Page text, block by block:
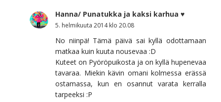
Hanna/ Punatukka ja kaksi karhua ♥
5. helmikuuta 2014 klo 20.08
No niinpä! Tämä päivä sai kyllä odottamaan
matkaa kuin kuuta nousevaa :D
Kuteet on Pyöröpuikosta ja on kyllä hupenevaa
tavaraa. Miekin kävin omani kolmessa erässä
ostamassa, kun en osannut varata kerralla
tarpeeksi :P